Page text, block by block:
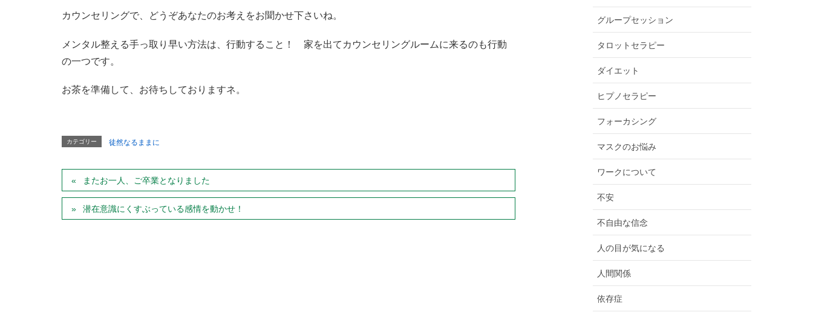
カウンセリングで、どうぞあなたのお考えをお聞かせ下さいね。
メンタル整える手っ取り早い方法は、行動すること！ 家を出てカウンセリングルームに来るのも行動
の一つです。
お茶を準備して、お待ちしておりますネ。
カテゴリー 徒然なるままに
またお一人、ご卒業となりました
潜在意識にくすぶっている感情を動かせ！
グループセッション
タロットセラピー
ダイエット
ヒプノセラピー
フォーカシング
マスクのお悩み
ワークについて
不安
不自由な信念
人の目が気になる
人間関係
依存症